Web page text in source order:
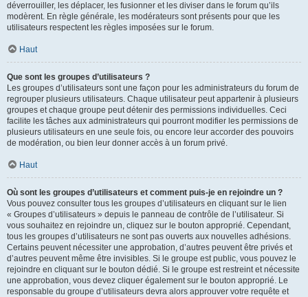
déverrouiller, les déplacer, les fusionner et les diviser dans le forum qu’ils
modèrent. En règle générale, les modérateurs sont présents pour que les
utilisateurs respectent les règles imposées sur le forum.
Haut
Que sont les groupes d’utilisateurs ?
Les groupes d’utilisateurs sont une façon pour les administrateurs du forum de
regrouper plusieurs utilisateurs. Chaque utilisateur peut appartenir à plusieurs
groupes et chaque groupe peut détenir des permissions individuelles. Ceci
facilite les tâches aux administrateurs qui pourront modifier les permissions de
plusieurs utilisateurs en une seule fois, ou encore leur accorder des pouvoirs
de modération, ou bien leur donner accès à un forum privé.
Haut
Où sont les groupes d’utilisateurs et comment puis-je en rejoindre un ?
Vous pouvez consulter tous les groupes d’utilisateurs en cliquant sur le lien
« Groupes d’utilisateurs » depuis le panneau de contrôle de l’utilisateur. Si
vous souhaitez en rejoindre un, cliquez sur le bouton approprié. Cependant,
tous les groupes d’utilisateurs ne sont pas ouverts aux nouvelles adhésions.
Certains peuvent nécessiter une approbation, d’autres peuvent être privés et
d’autres peuvent même être invisibles. Si le groupe est public, vous pouvez le
rejoindre en cliquant sur le bouton dédié. Si le groupe est restreint et nécessite
une approbation, vous devez cliquer également sur le bouton approprié. Le
responsable du groupe d’utilisateurs devra alors approuver votre requête et